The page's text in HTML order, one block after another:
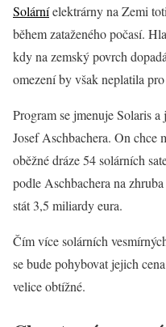
— Josef Aschbacher
Solárníelektrárny na Zemi
během zataženého počasí.
kdy na zemský povrch
omezení by však neplatila
Program se jmenuje Solaris
Josef Aschbachera. On chce
oběžné dráze 54 solárních
podle Aschbachera na
stát 3,5 miliardy eura.
Čím více solárních
se bude pohybovat jejich
velice obtížné.